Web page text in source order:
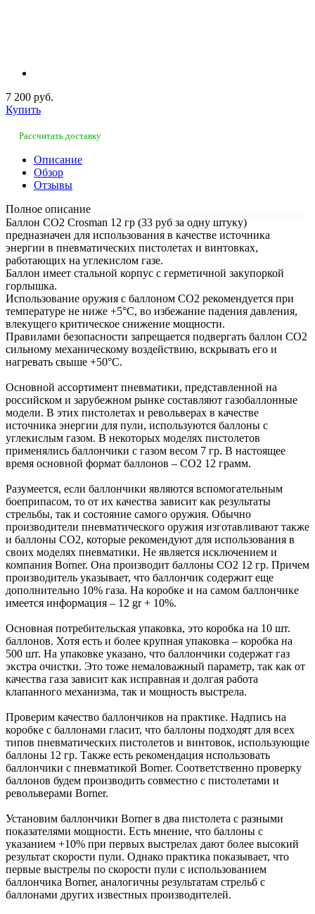
7 200 руб.
Купить
Рассчитать доставку
Описание
Обзор
Отзывы
Полное описание
Баллон CO2 Crosman 12 гр (33 руб за одну штуку)
предназначен для использования в качестве источника
энергии в пневматических пистолетах и винтовках,
работающих на углекислом газе.
Баллон имеет стальной корпус с герметичной закупоркой
горлышка.
Использование оружия с баллоном CO2 рекомендуется при
температуре не ниже +5°С, во избежание падения давления,
влекущего критическое снижение мощности.
Правилами безопасности запрещается подвергать баллон CO2
сильному механическому воздействию, вскрывать его и
нагревать свыше +50°С.
Основной ассортимент пневматики, представленной на
российском и зарубежном рынке составляют газобаллонные
модели. В этих пистолетах и револьверах в качестве
источника энергии для пули, используются баллоны с
углекислым газом. В некоторых моделях пистолетов
применялись баллончики с газом весом 7 гр. В настоящее
время основной формат баллонов – CO2 12 грамм.
Разумеется, если баллончики являются вспомогательным
боеприпасом, то от их качества зависит как результаты
стрельбы, так и состояние самого оружия. Обычно
производители пневматического оружия изготавливают также
и баллоны CO2, которые рекомендуют для использования в
своих моделях пневматики. Не является исключением и
компания Borner. Она производит баллоны CO2 12 гр. Причем
производитель указывает, что баллончик содержит еще
дополнительно 10% газа. На коробке и на самом баллончике
имеется информация – 12 gr + 10%.
Основная потребительская упаковка, это коробка на 10 шт.
баллонов. Хотя есть и более крупная упаковка – коробка на
500 шт. На упаковке указано, что баллончики содержат газ
экстра очистки. Это тоже немаловажный параметр, так как от
качества газа зависит как исправная и долгая работа
клапанного механизма, так и мощность выстрела.
Проверим качество баллончиков на практике. Надпись на
коробке с баллонами гласит, что баллоны подходят для всех
типов пневматических пистолетов и винтовок, использующие
баллоны 12 гр. Также есть рекомендация использовать
баллончики с пневматикой Borner. Соответственно проверку
баллонов будем производить совместно с пистолетами и
револьверами Borner.
Установим баллончики Borner в два пистолета с разными
показателями мощности. Есть мнение, что баллоны с
указанием +10% при первых выстрелах дают более высокий
результат скорости пули. Однако практика показывает, что
первые выстрелы по скорости пули с использованием
баллончика Borner, аналогичны результатам стрельб с
баллонами других известных производителей.